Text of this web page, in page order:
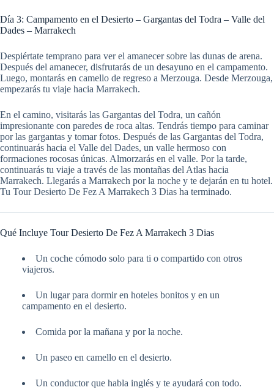
Día 3: Campamento en el Desierto – Gargantas del Todra – Valle del
Dades – Marrakech
Despiértate temprano para ver el amanecer sobre las dunas de arena.
Después del amanecer, disfrutarás de un desayuno en el campamento.
Luego, montarás en camello de regreso a Merzouga. Desde Merzouga,
empezarás tu viaje hacia Marrakech.
En el camino, visitarás las Gargantas del Todra, un cañón
impresionante con paredes de roca altas. Tendrás tiempo para caminar
por las gargantas y tomar fotos. Después de las Gargantas del Todra,
continuarás hacia el Valle del Dades, un valle hermoso con
formaciones rocosas únicas. Almorzarás en el valle. Por la tarde,
continuarás tu viaje a través de las montañas del Atlas hacia
Marrakech. Llegarás a Marrakech por la noche y te dejarán en tu hotel.
Tu Tour Desierto De Fez A Marrakech 3 Dias ha terminado.
Qué Incluye Tour Desierto De Fez A Marrakech 3 Dias
Un coche cómodo solo para ti o compartido con otros
viajeros.
Un lugar para dormir en hoteles bonitos y en un
campamento en el desierto.
Comida por la mañana y por la noche.
Un paseo en camello en el desierto.
Un conductor que habla inglés y te ayudará con todo.